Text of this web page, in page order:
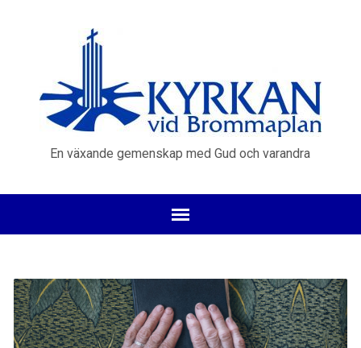
En växande gemenskap med Gud och varandra